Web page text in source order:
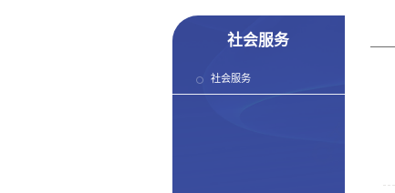
社会服务
社会服务